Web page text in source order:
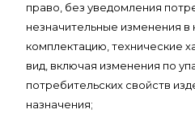
право, без уведомления
незначительные изменения в
комплектацию, технические
вид, включая изменения по
потребительских свойств
назначения;